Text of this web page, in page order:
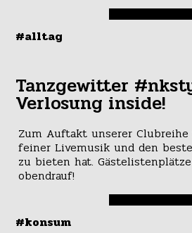
#alltag
Tanzgewitter
Verlosung inside!
Zum Auftakt unserer
feiner Livemusik und den
zu bieten hat.
obendrauf!
#konsum